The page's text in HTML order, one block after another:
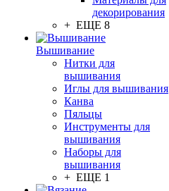
декорирования
+ ЕЩЕ 8
Вышивание
Нитки для
вышивания
Иглы для вышивания
Канва
Пяльцы
Инструменты для
вышивания
Наборы для
вышивания
+ ЕЩЕ 1